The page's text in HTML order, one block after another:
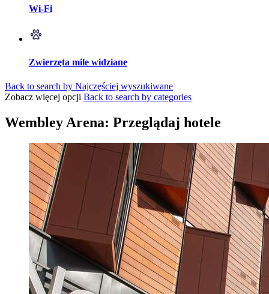
Wi-Fi
Zwierzęta mile widziane
Back to search by Najczęściej wyszukiwane
Zobacz więcej opcji Back to search by categories
Wembley Arena: Przeglądaj hotele